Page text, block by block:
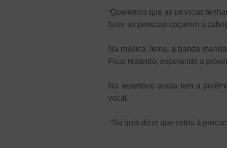
“Queremos que as pessoas
fazer as pessoas coçarem a
Na música Tema, a banda
Ficar rezando, esperando a
No repertório ainda tem a
vocal.
“Só quis dizer que estou à